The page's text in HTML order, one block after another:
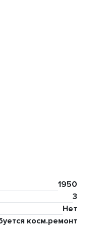
цене.
1950
3
Нет
косм.ремонт